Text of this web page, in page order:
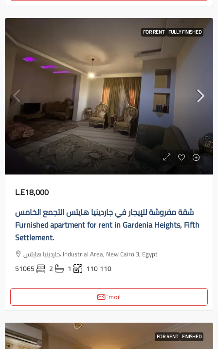
FOR RENT FULLY FINISHED
L.E18,000
شقة مفروشة للإيجار في جاردينيا هايتس التجمع الخامس
Furnished apartment for rent in Gardenia Heights, Fifth
Settlement.
جاردينيا هايتس، Industrial Area, New Cairo 3, Egypt
51065 2 1 110110
Email
FOR RENT FINISHED